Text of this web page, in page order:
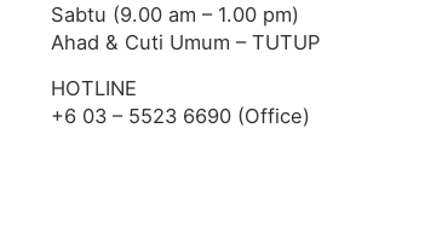
Sabtu (9.00 am – 1.00 pm)
Ahad & Cuti Umum – TUTUP
HOTLINE
+6 03 – 5523 6690 (Office)